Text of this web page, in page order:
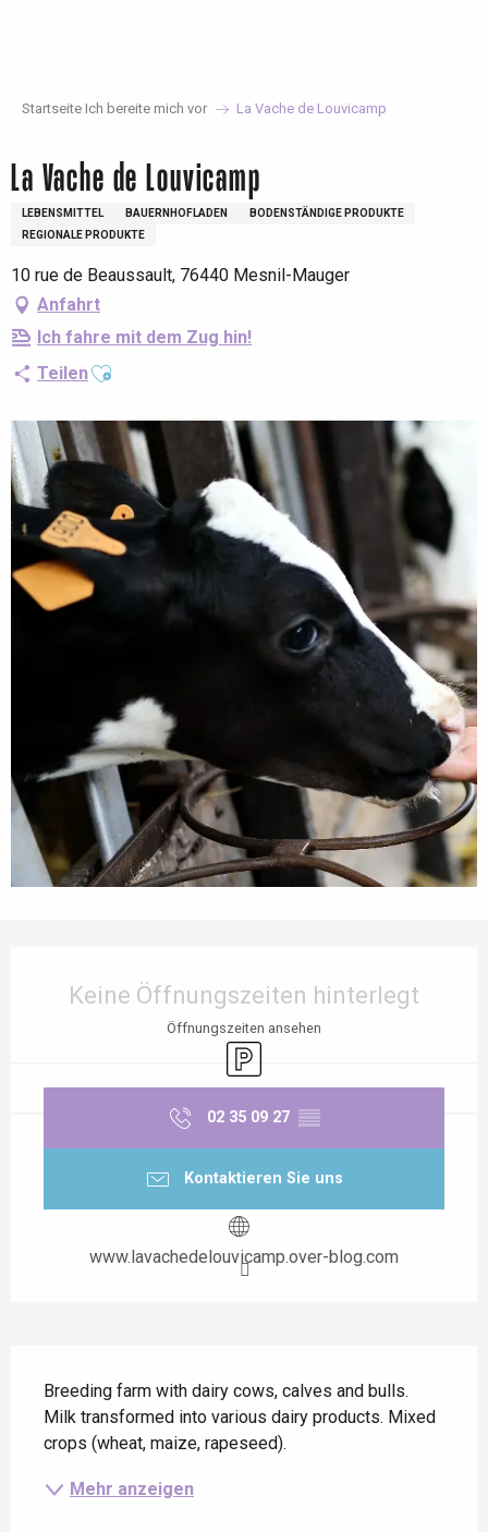
Startseite Ich bereite mich vor La Vache de Louvicamp
La Vache de Louvicamp
LEBENSMITTEL BAUERNHOFLADEN
BODENSTÄNDIGE PRODUKTE
REGIONALE PRODUKTE
10 rue de Beaussault, 76440 Mesnil-Mauger
Anfahrt
Ich fahre mit dem Zug hin!
TeilenAjouter aux favoris
Keine Öffnungszeiten hinterlegt
Öffnungszeiten ansehen
Parkplatz
02 35 09 27 ▒▒
Kontaktieren Sie uns
www.lavachedelouvicamp.over-blog.com
Breeding farm with dairy cows, calves and bulls.
Milk transformed into various dairy products. Mixed
crops (wheat, maize, rapeseed).
Mehr anzeigen